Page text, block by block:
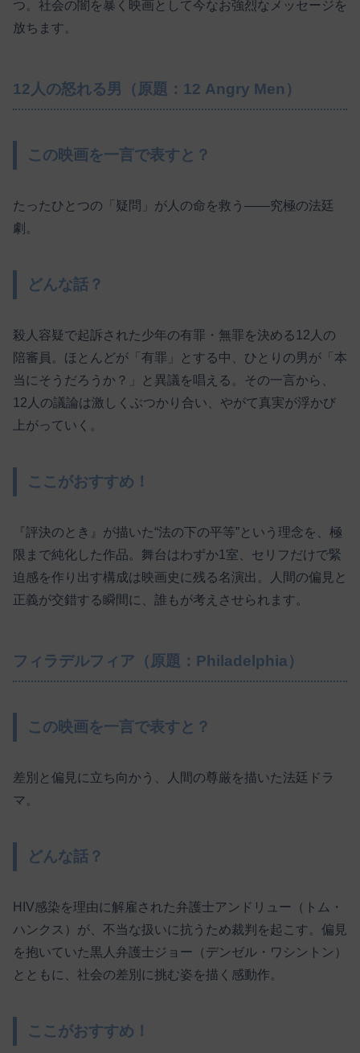
つ。社会の闇を暴く映画として今なお強烈なメッセージを
放ちます。
12人の怒れる男（原題：12 Angry Men）
この映画を一言で表すと？
たったひとつの「疑問」が人の命を救う――究極の法廷
劇。
どんな話？
殺人容疑で起訴された少年の有罪・無罪を決める12人の
陪審員。ほとんどが「有罪」とする中、ひとりの男が「本
当にそうだろうか？」と異議を唱える。その一言から、
12人の議論は激しくぶつかり合い、やがて真実が浮かび
上がっていく。
ここがおすすめ！
『評決のとき』が描いた“法の下の平等”という理念を、極
限まで純化した作品。舞台はわずか1室、セリフだけで緊
迫感を作り出す構成は映画史に残る名演出。人間の偏見と
正義が交錯する瞬間に、誰もが考えさせられます。
フィラデルフィア（原題：Philadelphia）
この映画を一言で表すと？
差別と偏見に立ち向かう、人間の尊厳を描いた法廷ドラ
マ。
どんな話？
HIV感染を理由に解雇された弁護士アンドリュー（トム・
ハンクス）が、不当な扱いに抗うため裁判を起こす。偏見
を抱いていた黒人弁護士ジョー（デンゼル・ワシントン）
とともに、社会の差別に挑む姿を描く感動作。
ここがおすすめ！